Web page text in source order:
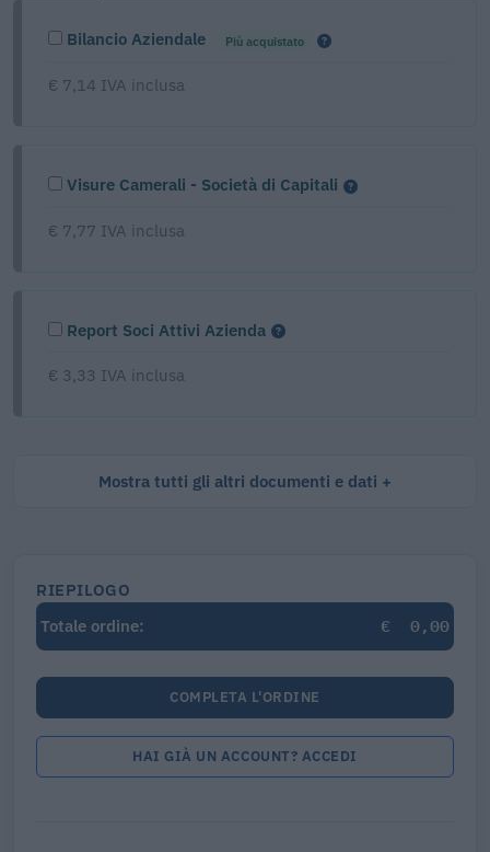
Bilancio Aziendale Più acquistato
€ 7,14 IVA inclusa
Visure Camerali - Società di Capitali
€ 7,77 IVA inclusa
Report Soci Attivi Azienda
€ 3,33 IVA inclusa
Mostra tutti gli altri documenti e dati
RIEPILOGO
Totale ordine:
€ 0,00
COMPLETA L'ORDINE
HAI GIÀ UN ACCOUNT? ACCEDI